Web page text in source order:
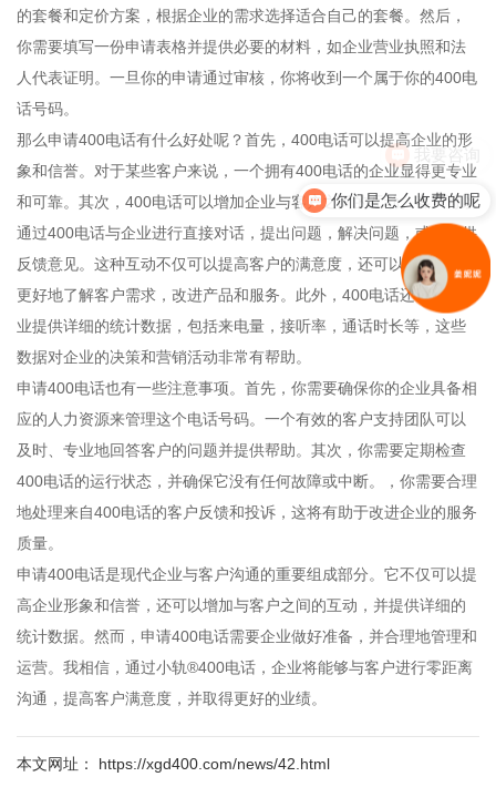
的套餐和定价方案，根据企业的需求选择适合自己的套餐。然后，
你需要填写一份申请表格并提供必要的材料，如企业营业执照和法
人代表证明。一旦你的申请通过审核，你将收到一个属于你的400电
话号码。
那么申请400电话有什么好处呢？首先，400电话可以提高企业的形
象和信誉。对于某些客户来说，一个拥有400电话的企业显得更专业
和可靠。其次，400电话可以增加企业与客户之间的互动。客户可以
通过400电话与企业进行直接对话，提出问题，解决问题，或者提供
反馈意见。这种互动不仅可以提高客户的满意度，还可以帮助企业
更好地了解客户需求，改进产品和服务。此外，400电话还可以为企
业提供详细的统计数据，包括来电量，接听率，通话时长等，这些
数据对企业的决策和营销活动非常有帮助。
申请400电话也有一些注意事项。首先，你需要确保你的企业具备相
应的人力资源来管理这个电话号码。一个有效的客户支持团队可以
及时、专业地回答客户的问题并提供帮助。其次，你需要定期检查
400电话的运行状态，并确保它没有任何故障或中断。，你需要合理
地处理来自400电话的客户反馈和投诉，这将有助于改进企业的服务
质量。
申请400电话是现代企业与客户沟通的重要组成部分。它不仅可以提
高企业形象和信誉，还可以增加与客户之间的互动，并提供详细的
统计数据。然而，申请400电话需要企业做好准备，并合理地管理和
运营。我相信，通过小轨®400电话，企业将能够与客户进行零距离
沟通，提高客户满意度，并取得更好的业绩。
本文网址： https://xgd400.com/news/42.html
我要咨询
你们是怎么收费的呢